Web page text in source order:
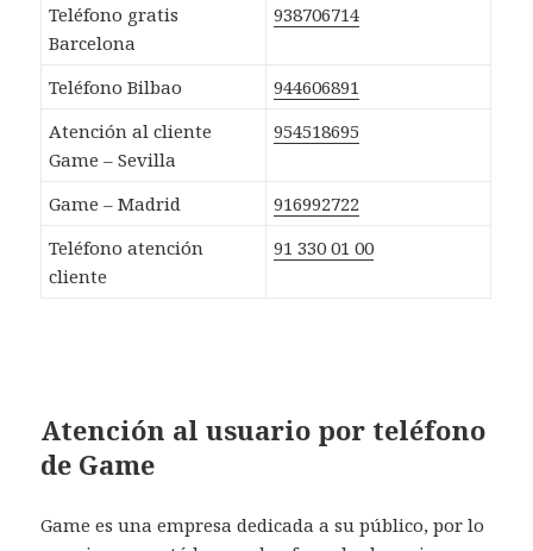
Teléfono gratis
Barcelona
938706714
Teléfono Bilbao
944606891
Atención al cliente
Game – Sevilla
954518695
Game – Madrid
916992722
Teléfono atención
cliente
91 330 01 00
Atención al usuario por teléfono
de Game
Game es una empresa dedicada a su público, por lo